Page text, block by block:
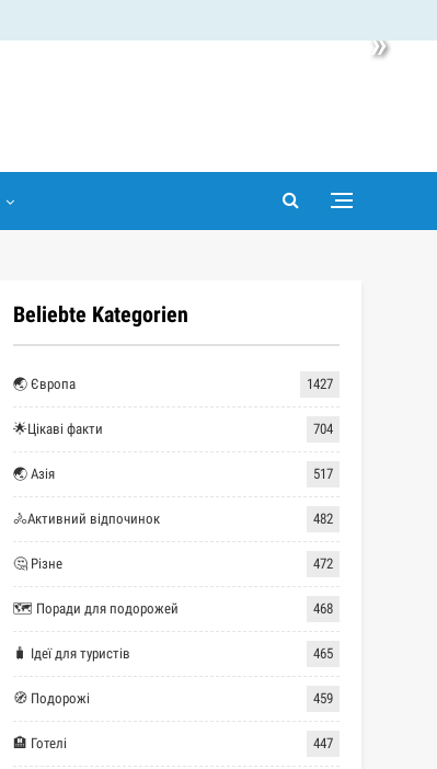
»
Beliebte Kategorien
🌏 Європа 1427
🌟Цікаві факти 704
🌏 Азія 517
🚴Активний відпочинок 482
🤔 Різне 472
🗺 Поради для подорожей 468
🧳 Ідеї для туристів 465
🧭 Подорожі 459
🏨 Готелі 447